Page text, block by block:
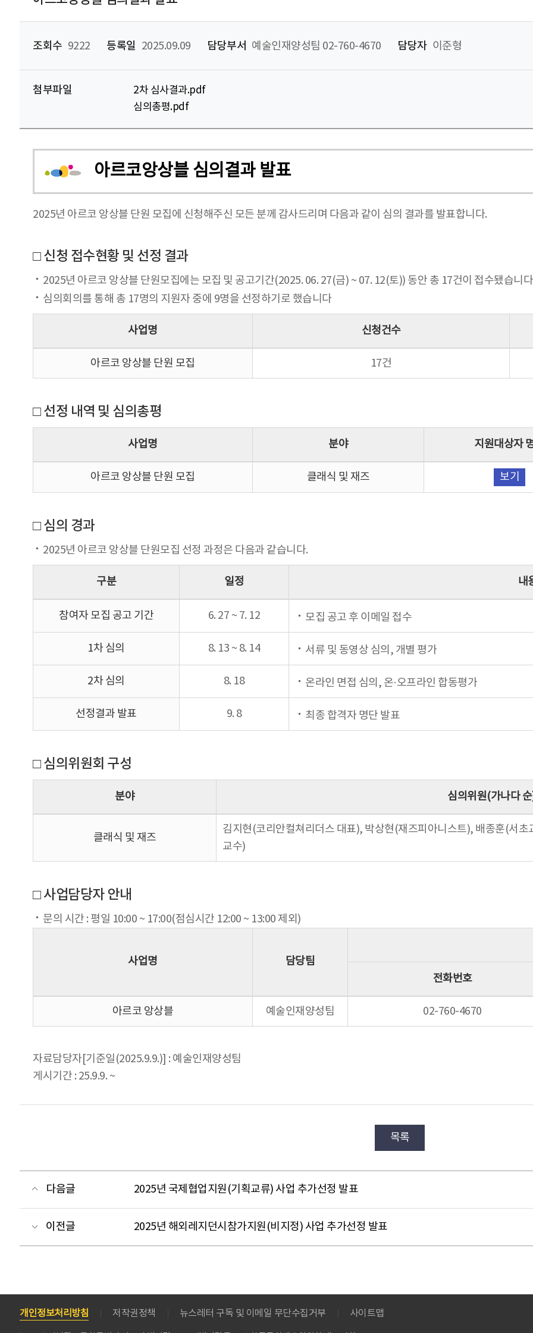
조회수 9222 등록일 2025.09.09 담당부서 예술인재양성팀 02-760-4670 담당자 이준형
첨부파일
2차 심사결과.pdf
심의총평.pdf
아르코앙상블 심의결과 발표
2025년 아르코 앙상블 단원 모집에 신청해주신 모든 분께 감사드리며 다음과 같이 심의 결과를 발표합니다.
□ 신청 접수현황 및 선정 결과
2025년 아르코 앙상블 단원모집에는 모집 및 공고기간(2025. 06. 27(금) ~ 07. 12(토)) 동안 총 17건이 접수됐습니
심의회의를 통해 총 17명의 지원자 중에 9명을 선정하기로 했습니다
사업명 신청건수
아르코 앙상블 단원 모집 17건
□ 선정 내역 및 심의총평
사업명 분야 지원대상자
아르코 앙상블 단원 모집 클래식 및 재즈 보기
□ 심의 경과
2025년 아르코 앙상블 단원모집 선정 과정은 다음과 같습니다.
구분 일정 내
참여자 모집 공고 기간 6. 27 ~ 7. 12 모집 공고 후 이메일 접수
1차 심의 8. 13 ~ 8. 14 서류 및 동영상 심의, 개별 평가
2차 심의 8. 18 온라인 면접 심의, 온·오프라인 합동평가
선정결과 발표 9. 8 최종 합격자 명단 발표
□ 심의위원회 구성
분야 심의위원(가나다
클래식 및 재즈
김지현(코리안컬쳐리더스 대표), 박상현(재즈피아니스트), 배종훈(서
교수)
□ 사업담당자 안내
문의 시간 : 평일 10:00 ~ 17:00(점심시간 12:00 ~ 13:00 제외)
사업명
담당팀
전화번호
아르코 앙상블 예술인재양성팀 02-760-4670
자료담당자[기준일(2025.9.9.)] : 예술인재양성팀
게시기간 : 25.9.9. ~
목록
다음글 2025년 국제협업지원(기획교류) 사업 추가선정 발표
이전글 2025년 해외레지던시참가지원(비지정) 사업 추가선정 발표
개인정보처리방침 저작권정책 뉴스레터 구독 및 이메일 무단수집거부 사이트맵